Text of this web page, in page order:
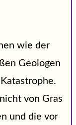
wie der
Geologen
von Gras
und die vor